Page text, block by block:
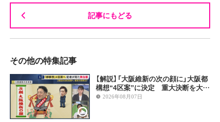
記事にもどる
その他の特集記事
【解説】「大阪維新の次の顔に」大阪都
構想“4区案”に決定 重大決断を大…
2026年08月07日